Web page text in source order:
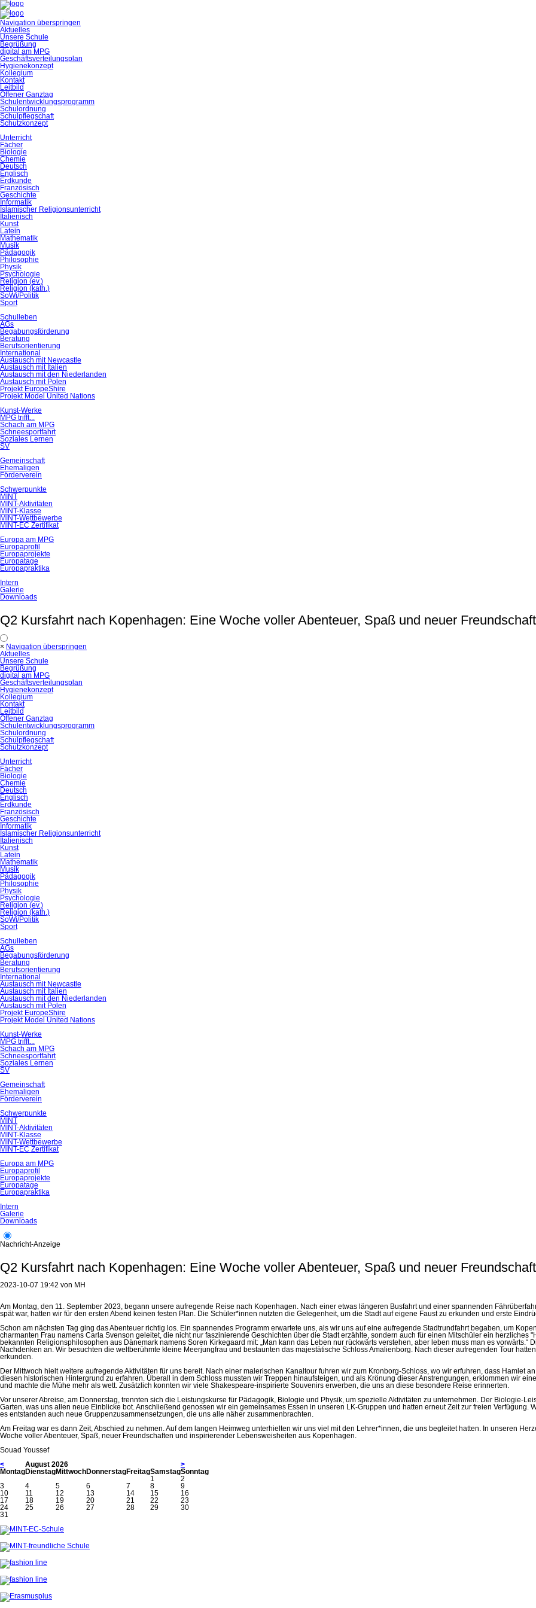
Navigation überspringen
Aktuelles
Unsere Schule
Begrüßung
digital am MPG
Geschäftsverteilungsplan
Hygienekonzept
Kollegium
Kontakt
Leitbild
Offener Ganztag
Schulentwicklungsprogramm
Schulordnung
Schulpflegschaft
Schutzkonzept
Unterricht
Fächer
Biologie
Chemie
Deutsch
Englisch
Erdkunde
Französisch
Geschichte
Informatik
Islamischer Religionsunterricht
Italienisch
Kunst
Latein
Mathematik
Musik
Pädagogik
Philosophie
Physik
Psychologie
Religion (ev.)
Religion (kath.)
SoWi/Politik
Sport
Schulleben
AGs
Begabungsförderung
Beratung
Berufsorientierung
International
Austausch mit Newcastle
Austausch mit Italien
Austausch mit den Niederlanden
Austausch mit Polen
Projekt EuropeShire
Projekt Model United Nations
Kunst-Werke
MPG trifft...
Schach am MPG
Schneesportfahrt
Soziales Lernen
SV
Gemeinschaft
Ehemaligen
Förderverein
Schwerpunkte
MINT
MINT-Aktivitäten
MINT-Klasse
MINT-Wettbewerbe
MINT-EC Zertifikat
Europa am MPG
Europaprofil
Europaprojekte
Europatage
Europapraktika
Intern
Galerie
Downloads
Q2 Kursfahrt nach Kopenhagen: Eine Woche voller Abenteuer, Spaß und neuer
× Navigation überspringen
Aktuelles
Unsere Schule
Begrüßung
digital am MPG
Geschäftsverteilungsplan
Hygienekonzept
Kollegium
Kontakt
Leitbild
Offener Ganztag
Schulentwicklungsprogramm
Schulordnung
Schulpflegschaft
Schutzkonzept
Unterricht
Fächer
Biologie
Chemie
Deutsch
Englisch
Erdkunde
Französisch
Geschichte
Informatik
Islamischer Religionsunterricht
Italienisch
Kunst
Latein
Mathematik
Musik
Pädagogik
Philosophie
Physik
Psychologie
Religion (ev.)
Religion (kath.)
SoWi/Politik
Sport
Schulleben
AGs
Begabungsförderung
Beratung
Berufsorientierung
International
Austausch mit Newcastle
Austausch mit Italien
Austausch mit den Niederlanden
Austausch mit Polen
Projekt EuropeShire
Projekt Model United Nations
Kunst-Werke
MPG trifft...
Schach am MPG
Schneesportfahrt
Soziales Lernen
SV
Gemeinschaft
Ehemaligen
Förderverein
Schwerpunkte
MINT
MINT-Aktivitäten
MINT-Klasse
MINT-Wettbewerbe
MINT-EC Zertifikat
Europa am MPG
Europaprofil
Europaprojekte
Europatage
Europapraktika
Intern
Galerie
Downloads
Nachricht-Anzeige
Q2 Kursfahrt nach Kopenhagen: Eine Woche voller Abenteuer, Spaß und neuer
2023-10-07 19:42 von MH
Am Montag, den 11. September 2023, begann unsere aufregende Reise nach Kopenhagen. Nach einer etwas längeren Busfahrt und einer spannenden
spät war, hatten wir für den ersten Abend keinen festen Plan. Die Schüler*innen nutzten die Gelegenheit, um die Stadt auf eigene Faust zu erkunden und erste
Schon am nächsten Tag ging das Abenteuer richtig los. Ein spannendes Programm erwartete uns, als wir uns auf eine aufregende Stadtrundfahrt begaben, um
charmanten Frau namens Carla Svenson geleitet, die nicht nur faszinierende Geschichten über die Stadt erzählte, sondern auch für einen Mitschüler ein herzliches
bekannten Religionsphilosophen aus Dänemark namens Soren Kirkegaard mit: „Man kann das Leben nur rückwärts verstehen, aber leben muss man es
Nachdenken an. Wir besuchten die weltberühmte kleine Meerjungfrau und bestaunten das majestätische Schloss Amalienborg. Nach dieser aufregenden Tour
erkunden.
Der Mittwoch hielt weitere aufregende Aktivitäten für uns bereit. Nach einer malerischen Kanaltour fuhren wir zum Kronborg-Schloss, wo wir erfuhren, dass Hamlet
diesen historischen Hintergrund zu erfahren. Überall in dem Schloss mussten wir Treppen hinaufsteigen, und als Krönung dieser Anstrengungen, erklommen wir
und machte die Mühe mehr als wett. Zusätzlich konnten wir viele Shakespeare-inspirierte Souvenirs erwerben, die uns an diese besondere Reise erinnerten.
Vor unserer Abreise, am Donnerstag, trennten sich die Leistungskurse für Pädagogik, Biologie und Physik, um spezielle Aktivitäten zu unternehmen. Der Biologie-
Garten, was uns allen neue Einblicke bot. Anschließend genossen wir ein gemeinsames Essen in unseren LK-Gruppen und hatten erneut Zeit zur freien
es entstanden auch neue Gruppenzusammensetzungen, die uns alle näher zusammenbrachten.
Am Freitag war es dann Zeit, Abschied zu nehmen. Auf dem langen Heimweg unterhielten wir uns viel mit den Lehrer*innen, die uns begleitet hatten. In unseren
Woche voller Abenteuer, Spaß, neuer Freundschaften und inspirierender Lebensweisheiten aus Kopenhagen.
Souad Youssef
<
August 2026
>
MontagDienstagMittwochDonnerstagFreitagSamstagSonntag
1
2
3
4 5 6 7 8
9
10
11 12 13 14 15
16
17
18 19 20 21 22
23
24
25 26 27 28 29
30
31